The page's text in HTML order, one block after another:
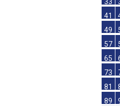
33
41
49
57
65
73
81
89